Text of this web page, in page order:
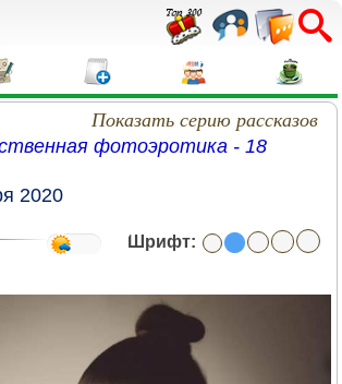
Показать серию рассказов
фотоэротика - 18
2020
Шрифт: